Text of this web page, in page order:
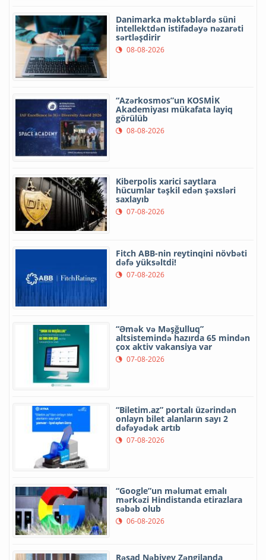
Danimarka məktəblərdə süni
intellektdən istifadəyə nəzarəti
sərtləşdirir
08-08-2026
“Azərkosmos”un KOSMİK
Akademiyası mükafata layiq
görülüb
08-08-2026
Kiberpolis xarici saytlara
hücumlar təşkil edən şəxsləri
saxlayıb
07-08-2026
Fitch ABB-nin reytinqini növbəti
dəfə yüksəltdi!
07-08-2026
“Əmək və Məşğulluq”
altsistemində hazırda 65 mindən
çox aktiv vakansiya var
07-08-2026
“Biletim.az” portalı üzərindən
onlayn bilet alanların sayı 2
dəfəyədək artıb
07-08-2026
“Google”un məlumat emalı
mərkəzi Hindistanda etirazlara
səbəb olub
06-08-2026
Rəşad Nəbiyev Zəngilanda